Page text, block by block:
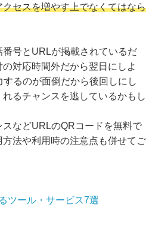
セスを増やす上でなくてはなら
号とURLが掲載されているだ
対応時間外だから翌日にしよ
るのが面倒だから後回しにし
るチャンスを逃しているかもし
などURLのQRコードを無料で
法や利用時の注意点も併せてご
ツール・サービス7選